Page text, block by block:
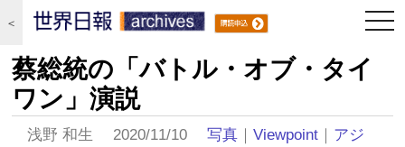
＜
蔡総統の「バトル・オブ・タイ
ワン」演説
浅野 和生 2020/11/10写真 ｜Viewpoint ｜ アジ